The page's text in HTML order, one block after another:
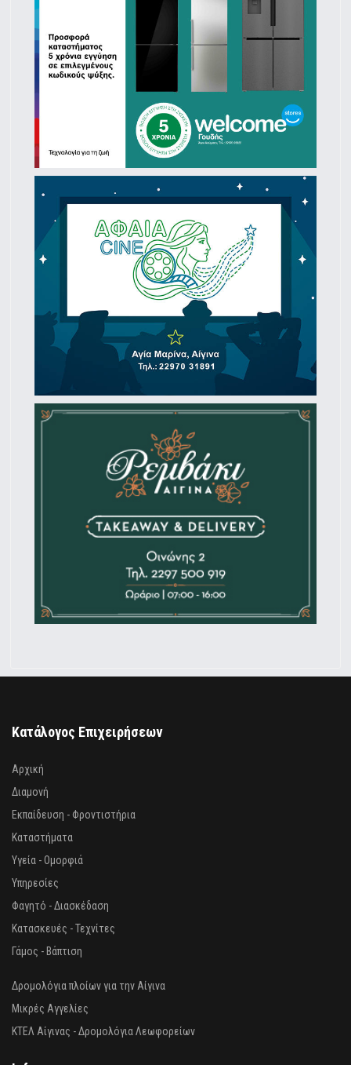
Κατάλογος Επιχειρήσεων
Αρχική
Διαμονή
Εκπαίδευση - Φροντιστήρια
Καταστήματα
Υγεία - Ομορφιά
Υπηρεσίες
Φαγητό - Διασκέδαση
Κατασκευές - Τεχνίτες
Γάμος - Βάπτιση
Δρομολόγια πλοίων για την Αίγινα
Μικρές Αγγελίες
ΚΤΕΛ Αίγινας - Δρομολόγια Λεωφορείων